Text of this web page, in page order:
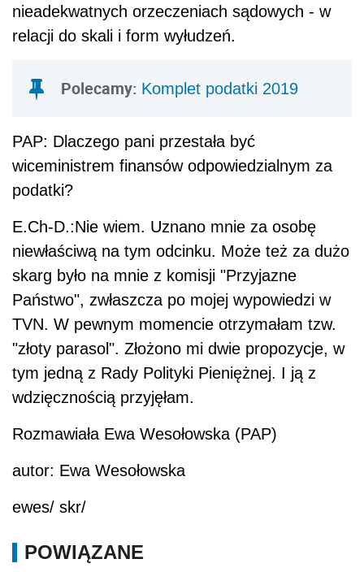
nieadekwatnych orzeczeniach sądowych - w
relacji do skali i form wyłudzeń.
Polecamy: Komplet podatki 2019
PAP: Dlaczego pani przestała być
wiceministrem finansów odpowiedzialnym za
podatki?
E.Ch-D.:Nie wiem. Uznano mnie za osobę
niewłaściwą na tym odcinku. Może też za dużo
skarg było na mnie z komisji "Przyjazne
Państwo", zwłaszcza po mojej wypowiedzi w
TVN. W pewnym momencie otrzymałam tzw.
"złoty parasol". Złożono mi dwie propozycje, w
tym jedną z Rady Polityki Pieniężnej. I ją z
wdzięcznością przyjęłam.
Rozmawiała Ewa Wesołowska (PAP)
autor: Ewa Wesołowska
ewes/ skr/
POWIĄZANE